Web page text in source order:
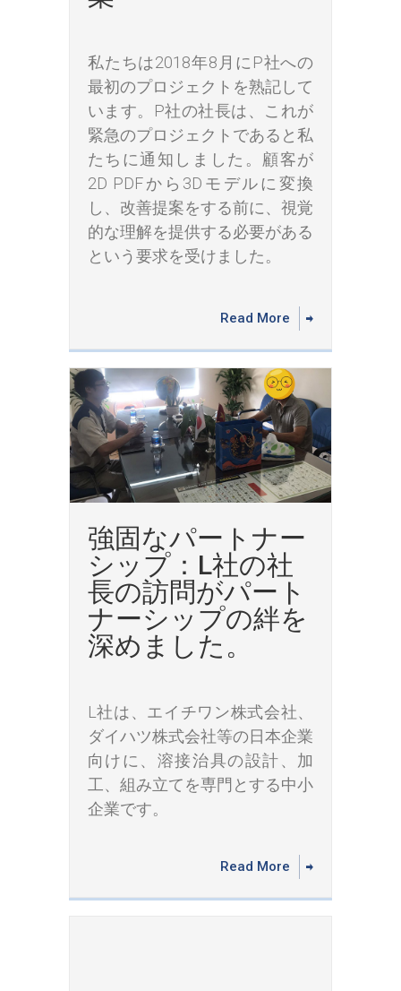
私たちは2018年8月にP社への
最初のプロジェクトを熟記して
います。P社の社長は、これが
緊急のプロジェクトであると私
たちに通知しました。顧客が
2D PDFから3Dモデルに変換
し、改善提案をする前に、視覚
的な理解を提供する必要がある
という要求を受けました。
Read More
強固なパートナー
シップ：L社の社
長の訪問がパート
ナーシップの絆を
深めました。
L社は、エイチワン株式会社、
ダイハツ株式会社等の日本企業
向けに、溶接治具の設計、加
工、組み立てを専門とする中小
企業です。
Read More